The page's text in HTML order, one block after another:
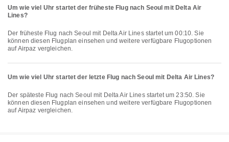
Um wie viel Uhr startet der früheste Flug nach Seoul mit Delta Air
Lines?
Der früheste Flug nach Seoul mit Delta Air Lines startet um 00:10. Sie
können diesen Flugplan einsehen und weitere verfügbare Flugoptionen
auf Airpaz vergleichen.
Um wie viel Uhr startet der letzte Flug nach Seoul mit Delta Air Lines?
Der späteste Flug nach Seoul mit Delta Air Lines startet um 23:50. Sie
können diesen Flugplan einsehen und weitere verfügbare Flugoptionen
auf Airpaz vergleichen.